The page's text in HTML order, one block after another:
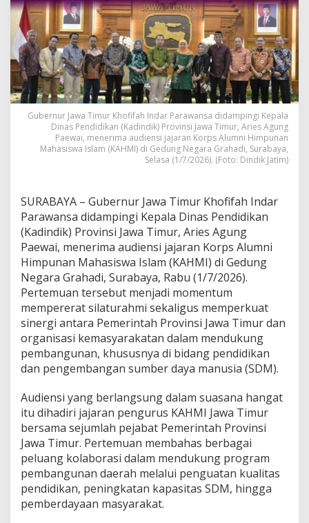
m
p
i
n
g
i
K
a
d
i
n
d
t
i
m
P
r
k
u
a
t
S
i
n
e
g
i
d
e
n
g
a
n
K
A
Gubernur Jawa Timur Khofifah Indar Parawansa didampingi Kepala
Dinas Pendidikan (Kadindik) Provinsi Jawa Timur, Aries Agung
Paewai, menerima audiensi jajaran Korps Alumni Himpunan
Mahasiswa Islam (KAHMI) di Gedung Negara Grahadi, Surabaya,
Selasa (1/7/2026). (Foto: Dindik Jatim)
SURABAYA – Gubernur Jawa Timur Khofifah Indar
Parawansa didampingi Kepala Dinas Pendidikan
(Kadindik) Provinsi Jawa Timur, Aries Agung
Paewai, menerima audiensi jajaran Korps Alumni
Himpunan Mahasiswa Islam (KAHMI) di Gedung
Negara Grahadi, Surabaya, Rabu (1/7/2026).
Pertemuan tersebut menjadi momentum
mempererat silaturahmi sekaligus memperkuat
sinergi antara Pemerintah Provinsi Jawa Timur dan
organisasi kemasyarakatan dalam mendukung
pembangunan, khususnya di bidang pendidikan
dan pengembangan sumber daya manusia (SDM).
Audiensi yang berlangsung dalam suasana hangat
itu dihadiri jajaran pengurus KAHMI Jawa Timur
bersama sejumlah pejabat Pemerintah Provinsi
Jawa Timur. Pertemuan membahas berbagai
peluang kolaborasi dalam mendukung program
pembangunan daerah melalui penguatan kualitas
pendidikan, peningkatan kapasitas SDM, hingga
pemberdayaan masyarakat.